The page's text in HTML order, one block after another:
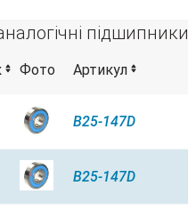
підшипники
Фото Артикул
B25-147D
B25-147D